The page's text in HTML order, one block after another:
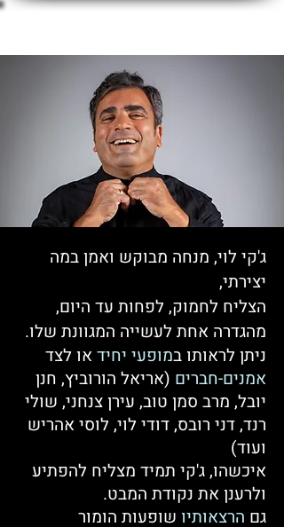
ג'קי לוי, מנחה מבוקש ואמן במה
יצירתי,
הצליח לחמוק, לפחות עד היום,
מהגדרה אחת לעשייה המגוונת שלו.
ניתן לראותו במופעי יחיד או לצד
אמנים-חברים (אריאל הורוביץ, חנן
יובל, מרב סמן טוב, עירן צנחני, שולי
רנד, דני רובס, דודי לוי, לוסי אהריש
ועוד)
איכשהו, ג'קי תמיד מצליח להפתיע
ולרענן את נקודת המבט.
גם הרצאותיו שופעות הומור